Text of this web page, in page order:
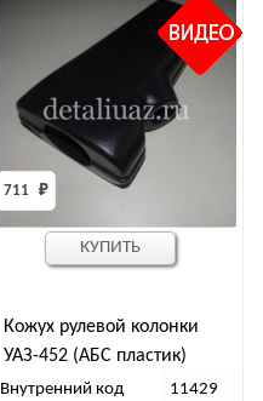
Кожух рулевой колонки
УАЗ-452 (АБС пластик)
711 ₽
Внутренний код 11429
КУПИТЬ